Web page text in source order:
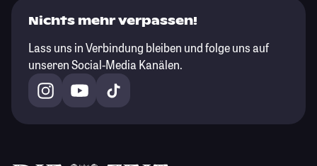
Nichts mehr verpassen!
Lass uns in Verbindung bleiben und folge uns auf
unseren Social-Media Kanälen.